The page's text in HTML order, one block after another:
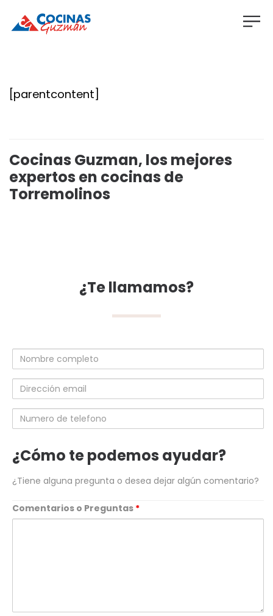
[parentcontent]
Cocinas Guzman, los mejores
expertos en cocinas de
Torremolinos
¿Te llamamos?
Nombre
completo
Dirección
email
Numero
de
¿Cómo te podemos ayudar?
¿Tiene alguna pregunta o desea dejar algún comentario?
Comentarios o Preguntas *